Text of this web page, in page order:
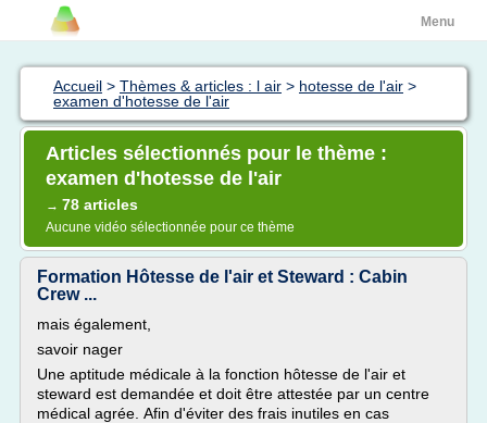
Menu
Accueil > Thèmes & articles : l air > hotesse de l'air >
examen d'hotesse de l'air
Articles sélectionnés pour le thème :
examen d'hotesse de l'air
→ 78 articles
Aucune vidéo sélectionnée pour ce thème
Formation Hôtesse de l'air et Steward : Cabin
Crew ...
mais également,
savoir nager
Une aptitude médicale à la fonction hôtesse de l'air et
steward est demandée et doit être attestée par un centre
médical agrée. Afin d'éviter des frais inutiles en cas